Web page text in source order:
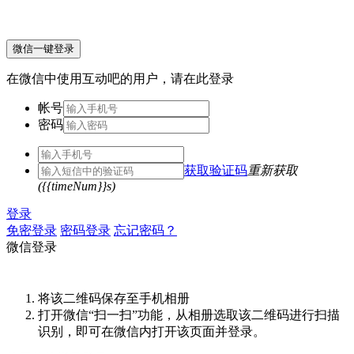
微信一键登录
在微信中使用互动吧的用户，请在此登录
帐号
密码
获取验证码重新获取
({{timeNum}}s)
登录
免密登录 密码登录 忘记密码？
微信登录
将该二维码保存至手机相册
打开微信“扫一扫”功能，从相册选取该二维码进行扫描
识别，即可在微信内打开该页面并登录。